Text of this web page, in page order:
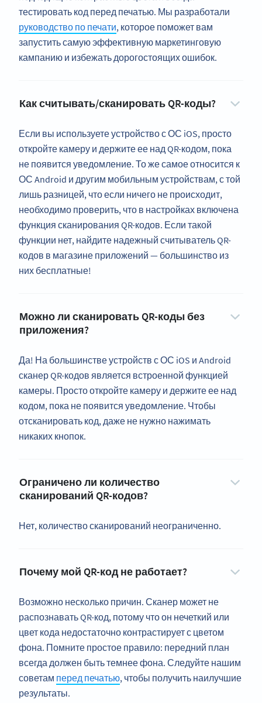
тестировать код перед печатью. Мы разработали
руководство по печати, которое поможет вам
запустить самую эффективную маркетинговую
кампанию и избежать дорогостоящих ошибок.
Как считывать/сканировать QR-коды?
Если вы используете устройство с ОС iOS, просто
откройте камеру и держите ее над QR-кодом, пока
не появится уведомление. То же самое относится к
ОС Android и другим мобильным устройствам, с той
лишь разницей, что если ничего не происходит,
необходимо проверить, что в настройках включена
функция сканирования QR-кодов. Если такой
функции нет, найдите надежный считыватель QR-
кодов в магазине приложений — большинство из
них бесплатные!
Можно ли сканировать QR-коды без
приложения?
Да! На большинстве устройств с ОС iOS и Android
сканер QR-кодов является встроенной функцией
камеры. Просто откройте камеру и держите ее над
кодом, пока не появится уведомление. Чтобы
отсканировать код, даже не нужно нажимать
никаких кнопок.
Ограничено ли количество
сканирований QR-кодов?
Нет, количество сканирований неограниченно.
Почему мой QR-код не работает?
Возможно несколько причин. Сканер может не
распознавать QR-код, потому что он нечеткий или
цвет кода недостаточно контрастирует с цветом
фона. Помните простое правило: передний план
всегда должен быть темнее фона. Следуйте нашим
советам перед печатью, чтобы получить наилучшие
результаты.